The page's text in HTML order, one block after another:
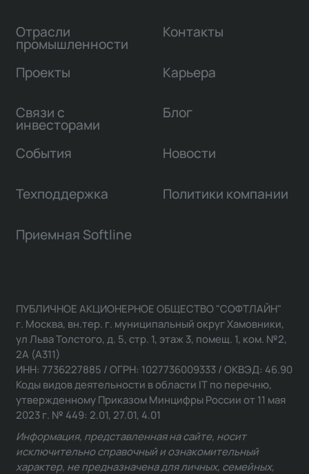
Отрасли
промышленности
Проекты
Связи с
инвесторами
Контакты
Карьера
Блог
События Новости
Техподдержка Политики компании
Приемная Softline
ПУБЛИЧНОЕ АКЦИОНЕРНОЕ ОБЩЕСТВО "СОФТЛАЙН"
г. Москва, вн.тер. г. муниципальный округ Хамовники,
ул Льва Толстого, д. 5, стр. 1, этаж 3, помещ. 1, ком. №2,
2А (А311)
ИНН: 7736227885 / ОГРН: 1027736009333 / ОКВЭД: 46.90
Коды видов деятельности в области IT по перечню,
утвержденному Приказом Минцифры России от 11 мая
2023 г. № 449: 2.01, 27.01, 4.01
Информация, представленная на сайте, носит
исключительно справочный и ознакомительный
характер, не предназначена для личных, семейных,